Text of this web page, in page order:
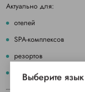
Актуально для:
отелей
SPA-комплексов
резортов
апарт-отелей
Выберите язык